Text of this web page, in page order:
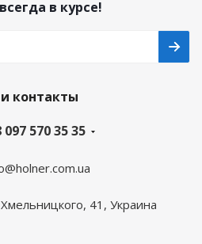
в курсе!
контакты
097 570 35 35
41, Украина